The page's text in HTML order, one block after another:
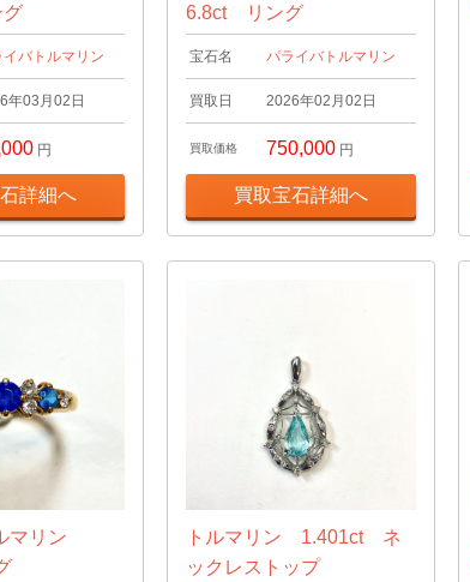
イバトルマリン
年03月02日
円
詳細へ
6.8ct リング
宝石名 パライバトルマリン
買取日 2026年02月02日
買取価格 750,000 円
買取宝石詳細へ
マリン
トルマリン 1.401ct ネ
ックレストップ